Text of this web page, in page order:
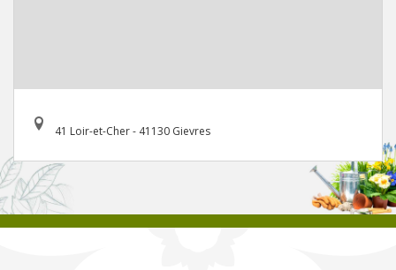
41 Loir-et-Cher - 41130 Gievres